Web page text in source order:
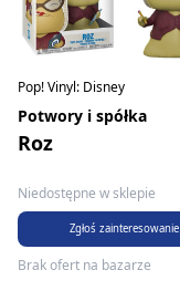
Pop! Vinyl: Disney
Potwory i spółka
Roz
Niedostępne w sklepie
Zgłoś zainteresowanie
Brak ofert na bazarze